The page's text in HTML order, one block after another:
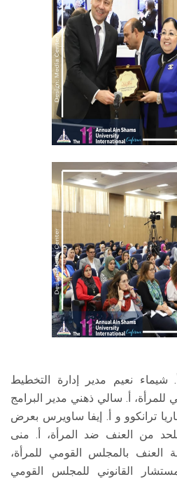
نعيم مدير إدارة التخطيط
للمرأة، أ. سالي ذهني مدير البرامج
ترانكوو و أ. إيفا ساويرس بعرض
للحد من العنف ضد المرأة، أ. منى
العنف بالمجلس القومي للمرأة،
القانوني للمجلس القومي